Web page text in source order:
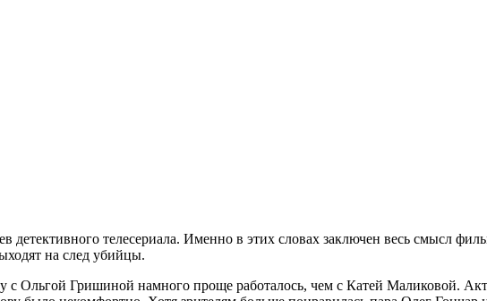
телесериала. Именно в этих словах заключен весь смысл
на след убийцы.
с Ольгой Гришиной намного проще работалось, чем с Катей Маликовой.